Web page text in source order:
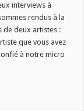
interviews à
rendus à la
de deux artistes :
que vous avez
à notre micro